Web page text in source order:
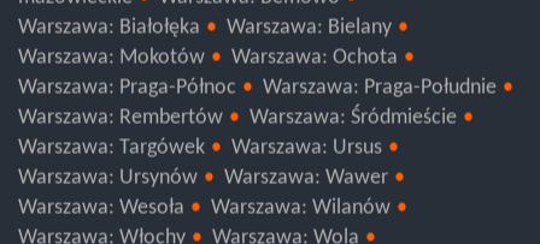
mazowieckie
Warszawa: Bemowo
Warszawa: Białołęka
Warszawa: Bielany
Warszawa: Mokotów
Warszawa: Ochota
Warszawa: Praga-Północ
Warszawa: Praga-Południe
Warszawa: Rembertów
Warszawa: Śródmieście
Warszawa: Targówek
Warszawa: Ursus
Warszawa: Ursynów
Warszawa: Wawer
Warszawa: Wesoła
Warszawa: Wilanów